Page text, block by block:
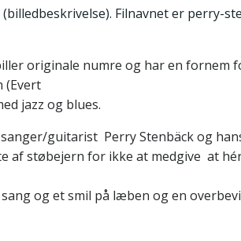
originale numre og har en fornem
(Evert
jazz og blues.
guitarist Perry Stenbäck og
af støbejern for ikke at medgive at
og et smil på læben og en